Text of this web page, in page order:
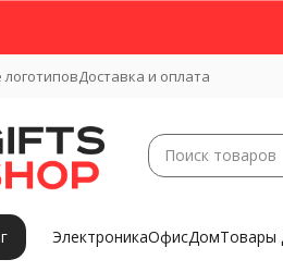
Доставка и оплата
ЭлектроникаОфисДомТовары